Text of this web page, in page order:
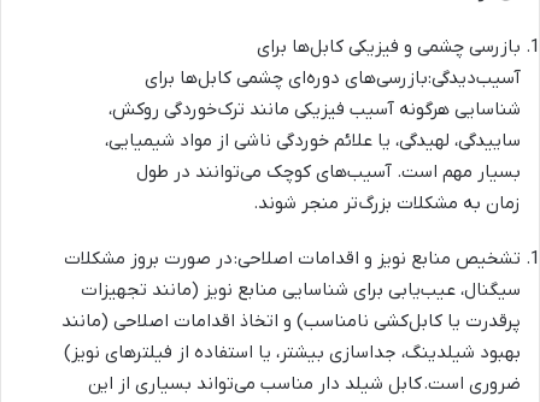
بازرسی چشمی و فیزیکی کابل‌ها برای
آسیب‌دیدگی:بازرسی‌های دوره‌ای چشمی کابل‌ها برای
شناسایی هرگونه آسیب فیزیکی مانند ترک‌خوردگی روکش،
ساییدگی، لهیدگی، یا علائم خوردگی ناشی از مواد شیمیایی،
بسیار مهم است. آسیب‌های کوچک می‌توانند در طول
زمان به مشکلات بزرگ‌تر منجر شوند.
تشخیص منابع نویز و اقدامات اصلاحی: در صورت بروز مشکلات
سیگنال، عیب‌یابی برای شناسایی منابع نویز (مانند تجهیزات
پرقدرت یا کابل‌کشی نامناسب) و اتخاذ اقدامات اصلاحی (مانند
بهبود شیلدینگ، جداسازی بیشتر، یا استفاده از فیلترهای نویز)
ضروری است. کابل شیلد دار مناسب می‌تواند بسیاری از این